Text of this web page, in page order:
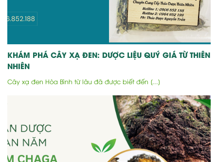
KHÁM PHÁ CÂY XẠ ĐEN: DƯỢC LIỆU QUÝ GIÁ TỪ THIÊN
NHIÊN
Cây xạ đen Hòa Bình từ lâu đã được biết đến [...]